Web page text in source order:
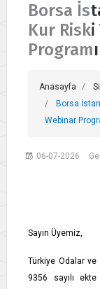
Borsa
Kur
Anasayfa
Borsa
Webinar
06-07-2026
Sayın Üyemiz,
Türkiye Odalar
9356 sayılı